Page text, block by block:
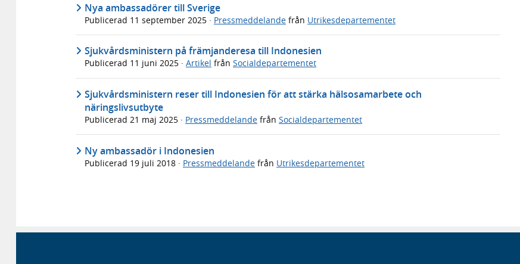
Nya ambassadörer till Sverige
Publicerad 11 september 2025 · Pressmeddelande från Utrikesdepartementet
Sjukvårdsministern på främjanderesa till Indonesien
Publicerad 11 juni 2025 · Artikel från Socialdepartementet
Sjukvårdsministern reser till Indonesien för att stärka hälsosamarbete och
näringslivsutbyte
Publicerad 21 maj 2025 · Pressmeddelande från Socialdepartementet
Ny ambassadör i Indonesien
Publicerad 19 juli 2018 · Pressmeddelande från Utrikesdepartementet